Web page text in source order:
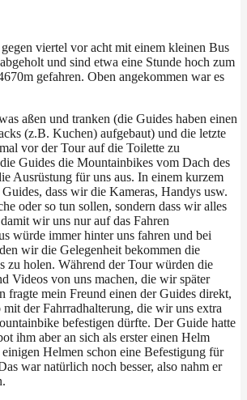
viertel vor acht mit einem kleinen Bus
und sind etwa eine Stunde hoch zum
gefahren. Oben angekommen war es
aßen und tranken (die Guides haben einen
(z.B. Kuchen) aufgebaut) und die letzte
vor der Tour auf die Toilette zu
Guides die Mountainbikes vom Dach des
Ausrüstung für uns aus. In einem kurzem
dass wir die Kameras, Handys usw.
oder so tun sollen, sondern dass wir alles
wir uns nur auf das Fahren
würde immer hinter uns fahren und bei
wir die Gelegenheit bekommen die
zu holen. Während der Tour würden die
Videos von uns machen, die wir später
fragte mein Freund einen der Guides direkt,
der Fahrradhalterung, die wir uns extra
befestigen dürfte. Der Guide hatte
ihm aber an sich als erster einen Helm
Helmen schon eine Befestigung für
war natürlich noch besser, also nahm er